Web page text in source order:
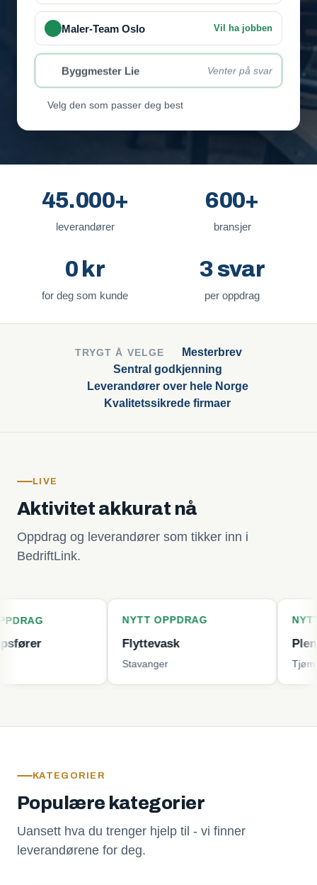
Maler-Team Oslo Vil ha jobben
Byggmester Lie Venter på svar
Velg den som passer deg best
45.000+
leverandører
600+
bransjer
0 kr
for deg som kunde
3 svar
per oppdrag
TRYGT Å VELGE
Mesterbrev
Sentral godkjenning
Leverandører over hele Norge
Kvalitetssikrede firmaer
LIVE
Aktivitet akkurat nå
Oppdrag og leverandører som tikker inn i
BedriftLink.
NYTT OPPDRAG
Flyttevask
NYTT
Plenklipping
KATEGORIER
Populære kategorier
Uansett hva du trenger hjelp til - vi finner
leverandørene for deg.